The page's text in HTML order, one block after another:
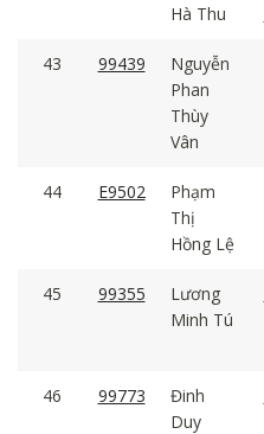
Hà Thu
43 99439
Nguyễn
Phan
Thùy
Vân
44 E9502
Phạm
Thị
Hồng Lệ
45 99355
Lương
Minh Tú
46 99773
Đinh
Duy